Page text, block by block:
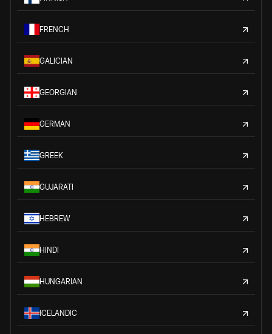
FRENCH
GALICIAN
GEORGIAN
GERMAN
GREEK
GUJARATI
HEBREW
HINDI
HUNGARIAN
ICELANDIC